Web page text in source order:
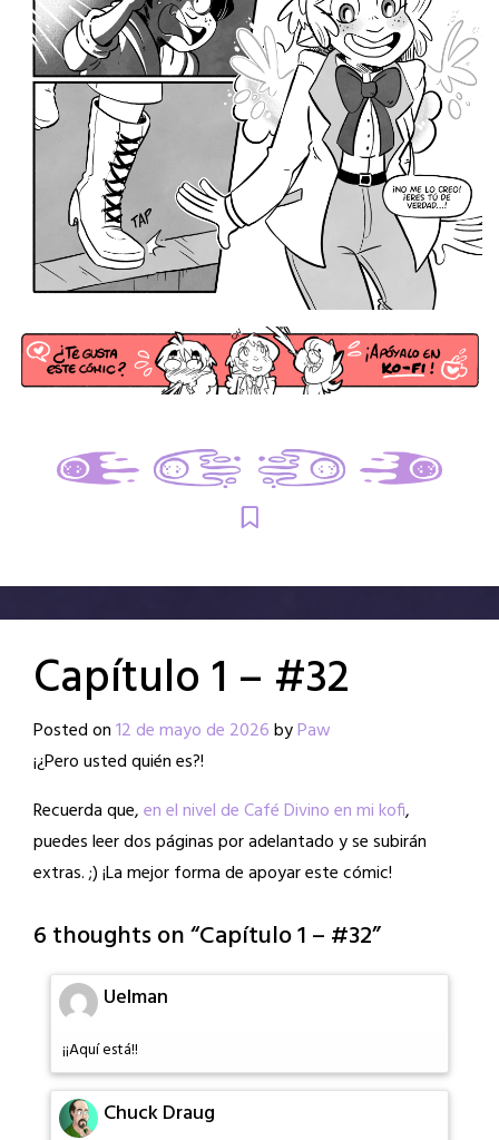
Capítulo 1 – #32
Posted on12 de mayo de 2026byPaw
¡¿Pero usted quién es?!
Recuerda que,en el nivel de Café Divino en mi kofi,
puedes leer dos páginas por adelantado y se subirán
extras. ;) ¡La mejor forma de apoyar este cómic!
6 thoughts on “Capítulo 1 – #32”
Uelman
¡¡Aquí está!!
Chuck Draug